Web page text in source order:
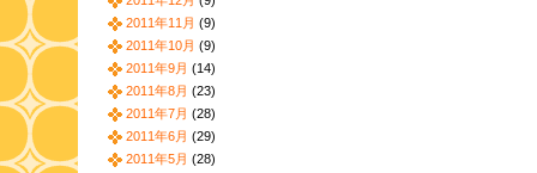
2011年11月 (9)
2011年10月 (9)
2011年9月 (14)
2011年8月 (23)
2011年7月 (28)
2011年6月 (29)
2011年5月 (28)